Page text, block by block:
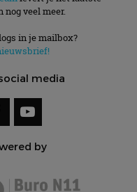
veel meer.
in je mailbox?
media
by